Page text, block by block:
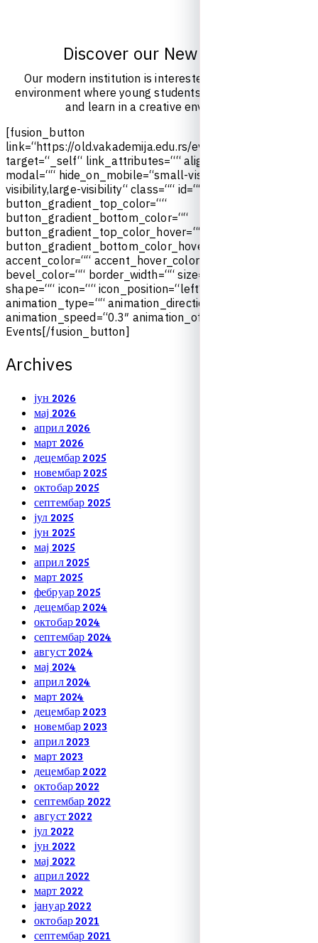
Discover our New
Our modern institution is intereste
environment where young students
and learn in a creative env
[fusion button
lin k=“https://old.vakademija.edu.rs/ev
target=“ self“ link _attributes=““ alig
modal=““ hide _on_ mo bile=“small-vis
visibility,large-visi bility“ class=““ id=““
button _gradient top _color=““
button _gradient bottom_ color=““
button _gradient top _color_ hover=““
button _gradient bottom_ color_ hove
accent _color=““ accent hover_ color=
bevel_color=““ border_ widt h=““ size=
s hape=““ icon=““ icon position=“left“
animation type=““ animation directio
animation speed =“0.3″ animation of
Events [/fusion button]
Archives
јун 2026
мај 2026
април 2026
март 2026
децембар 2025
новембар 2025
октобар 2025
септембар 2025
јул 2025
јун 2025
мај 2025
април 2025
март 2025
фебруар 2025
децембар 2024
октобар 2024
септембар 2024
август 2024
мај 2024
април 2024
март 2024
децембар 2023
новембар 2023
април 2023
март 2023
децембар 2022
октобар 2022
септембар 2022
август 2022
јул 2022
јун 2022
мај 2022
април 2022
март 2022
јануар 2022
октобар 2021
септембар 2021